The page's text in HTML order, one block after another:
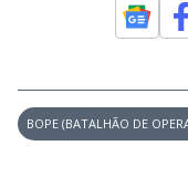
BOPE (BATALHÃO DE